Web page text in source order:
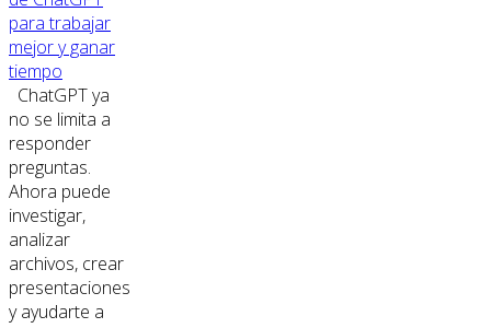
para trabajar
mejor y ganar
tiempo
ChatGPT ya
no se limita a
responder
preguntas.
Ahora puede
investigar,
analizar
archivos, crear
presentaciones
y ayudarte a